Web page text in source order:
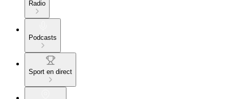
Radio
Podcasts
Sport en direct